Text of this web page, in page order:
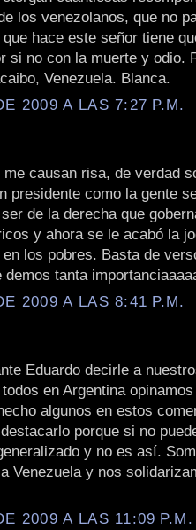
los venezolanos, que no
hace este señor tiene
si no con la muerte y odio.
Venezuela. Blanca.
2009 A LAS 7:27 P.M.
causan risa, de verdad
presidente como la gente
de la derecha que
y ahora se le acabó la
los pobres. Basta de
demos tanta
2009 A LAS 8:41 P.M.
Eduardo decirle a
en Argentina
algunos en estos
porque si no
y no es así.
Venezuela y nos
2009 A LAS 11:09 P.M.